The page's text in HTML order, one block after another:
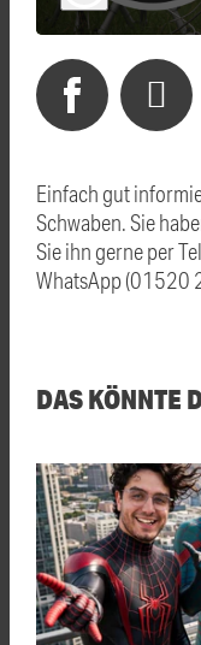
Einfach gut
Schwaben. Sie
Sie ihn gerne per
WhatsApp (01520
DAS KÖNNTE